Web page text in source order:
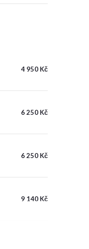
4 950 Kč
6 250 Kč
6 250 Kč
9 140 Kč